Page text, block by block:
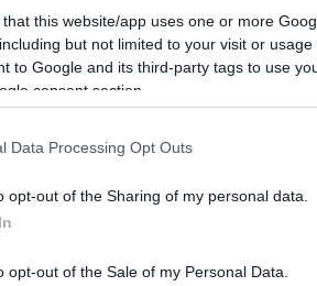
that this website/app uses one or more
but not limited to your visit or
to Google and its third-party tags to use
consent section.
Data Processing Opt Outs
opt-out of the Sharing of my personal data.
opt-out of the Sale of my Personal Data.
della Filigheddu entra
dei non eletti, ed
della Azara come successore
Ragnedda, avendo proprio lei
cliccandoqui